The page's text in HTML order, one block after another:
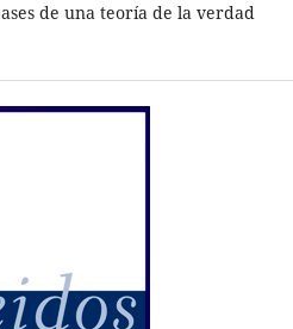
de una teoría de la verdad